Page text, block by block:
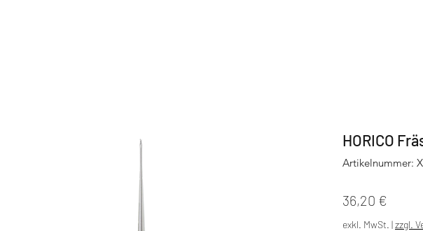
HORICO
Artikelnummer:
36,20 €
exkl. MwSt. |zzgl.